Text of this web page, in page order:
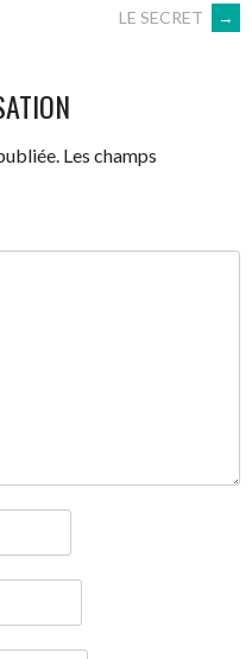
LE SECRET →
Les champs